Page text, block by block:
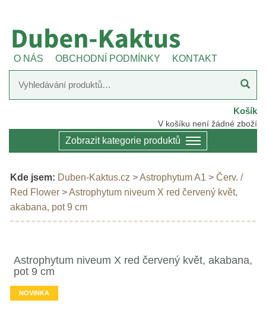
O NÁS OBCHODNÍ PODMÍNKY KONTAKT
Košík
V košíku není žádné zboží
Zobrazit kategorie produktů
Kde jsem: Duben-Kaktus.cz >Astrophytum A1 > Červ. /
Red Flower >Astrophytum niveum X red červený květ,
akabana, pot 9 cm
Astrophytum niveum X red červený květ, akabana,
pot 9 cm
NOVINKA